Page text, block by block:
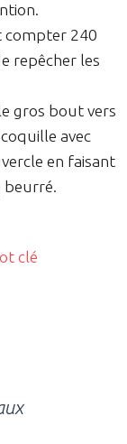
compter 240
repêcher les
gros bout vers
avec
en faisant
beurré.
clé